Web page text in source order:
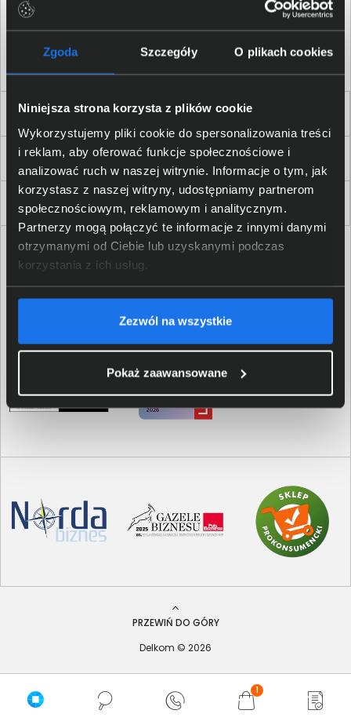
Zgoda Szczegóły O plikach cookies
Niniejsza strona korzysta z plików cookie
Wykorzystujemy pliki cookie do spersonalizowania treści
i reklam, aby oferować funkcje społecznościowe i
analizować ruch w naszej witrynie. Informacje o tym, jak
korzystasz z naszej witryny, udostępniamy partnerom
społecznościowym, reklamowym i analitycznym.
Partnerzy mogą połączyć te informacje z innymi danymi
otrzymanymi od Ciebie lub uzyskanymi podczas
korzystania z ich usług.
Zezwól na wszystkie
Pokaż zaawansowane
1
Dla Firm i Instytucji
Zakupy
Delkom 2000
PRZEWIŃ DO GÓRY
Delkom © 2026